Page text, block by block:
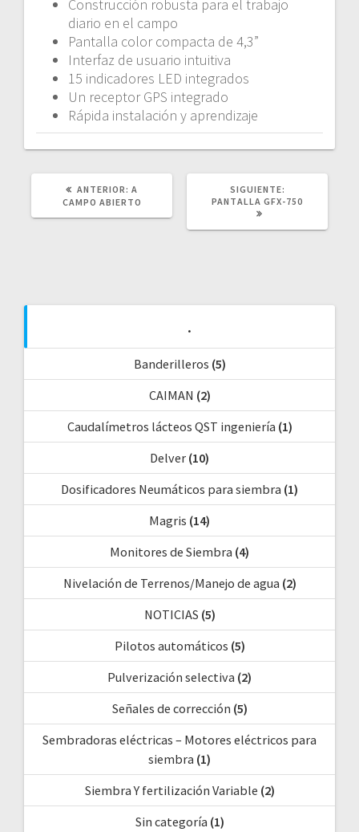
Construcción robusta para el trabajo
diario en el campo
Pantalla color compacta de 4,3”
Interfaz de usuario intuitiva
15 indicadores LED integrados
Un receptor GPS integrado
Rápida instalación y aprendizaje
ANTERIOR: POST
ANTERIOR:
A
CAMPO ABIERTO
SIGUIENTE:
POST:
PANTALLA GFX-750
.
Banderilleros (5)
CAIMAN (2)
Caudalímetros lácteos QST ingeniería (1)
Delver (10)
Dosificadores Neumáticos para siembra (1)
Magris (14)
Monitores de Siembra (4)
Nivelación de Terrenos/Manejo de agua (2)
NOTICIAS (5)
Pilotos automáticos (5)
Pulverización selectiva (2)
Señales de corrección (5)
Sembradoras eléctricas – Motores eléctricos para
siembra (1)
Siembra Y fertilización Variable (2)
Sin categoría (1)